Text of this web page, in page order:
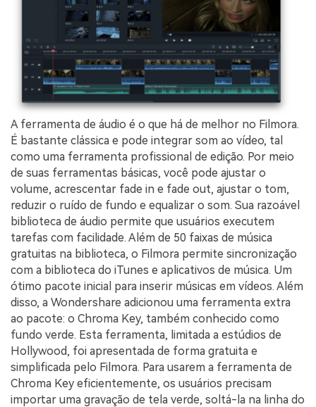
A ferramenta de áudio é o que há de melhor no Filmora.
É bastante clássica e pode integrar som ao vídeo, tal
como uma ferramenta profissional de edição. Por meio
de suas ferramentas básicas, você pode ajustar o
volume, acrescentar fade in e fade out, ajustar o tom,
reduzir o ruído de fundo e equalizar o som. Sua razoável
biblioteca de áudio permite que usuários executem
tarefas com facilidade. Além de 50 faixas de música
gratuitas na biblioteca, o Filmora permite sincronização
com a biblioteca do iTunes e aplicativos de música. Um
ótimo pacote inicial para inserir músicas em vídeos. Além
disso, a Wondershare adicionou uma ferramenta extra
ao pacote: o Chroma Key, também conhecido como
fundo verde. Esta ferramenta, limitada a estúdios de
Hollywood, foi apresentada de forma gratuita e
simplificada pelo Filmora. Para usarem a ferramenta de
Chroma Key eficientemente, os usuários precisam
importar uma gravação de tela verde, soltá-la na linha do